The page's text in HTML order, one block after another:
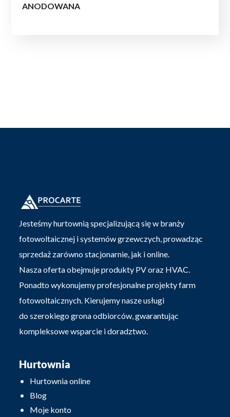
ANODOWANA
Jesteśmy hurtownią specjalizującą się w branży
fotowoltaicznej i systemów grzewczych, prowadząc
sprzedaż zarówno stacjonarnie, jak i online.
Nasza oferta obejmuje produkty PV oraz HVAC.
Ponadto wykonujemy profesjonalne projekty farm
fotowoltaicznych. Kierujemy nasze usługi
do szerokiego grona odbiorców, gwarantując
kompleksowe wsparcie i doradztwo.
Hurtownia
Hurtownia online
Blog
Moje konto